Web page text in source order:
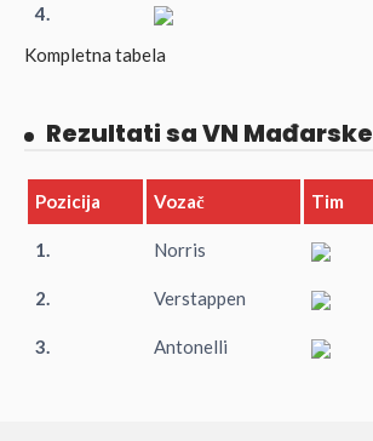
4.
Kompletna tabela
Rezultati sa VN Mađarske
Pozicija Vozač Tim
1. Norris
2. Verstappen
3. Antonelli